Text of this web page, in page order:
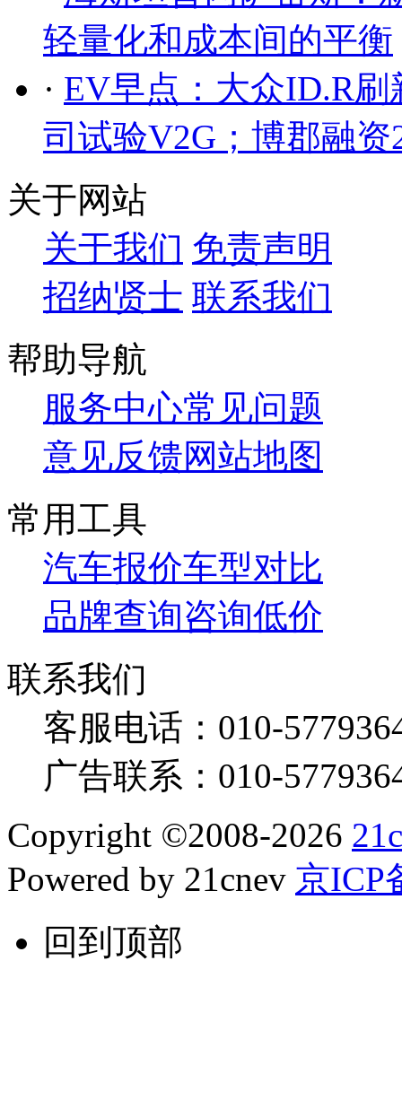
轻量化和成本间的平衡
· EV早点：大众ID.R
司试验V2G；博郡融资
关于网站
关于我们 免责声明
招纳贤士 联系我们
帮助导航
服务中心常见问题
意见反馈网站地图
常用工具
汽车报价车型对比
品牌查询咨询低价
联系我们
客服电话： 010-
广告联系： 010-
Copyright ©2008-2026
Powered by 21cnev 京ICP
回到顶部